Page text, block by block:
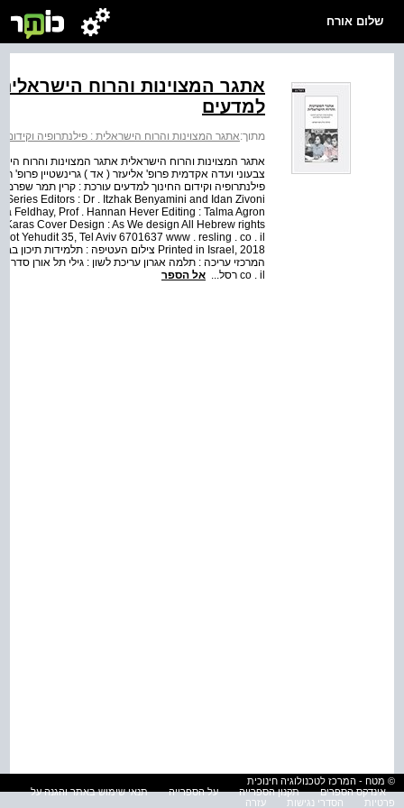
שלום אורח
אתגר המצוינות והרוח
למדעים
מתוך:אתגר המצוינות והרוח הישראלית : פילנתרופיה וקידום
אתגר המצוינות והרוח הישראלית אתגר המצוינות והרוח
צבעוני ועדה אקדמית פרופ' אליעזר ( אד ) גרינשטיין פרופ'
Editors : Dr . Itzhak Benyamini and Idan Zivoni
Feldhay, Prof . Hannan Hever Editing : Talma Agron
Cover Design : As We design All Hebrew rights
Yehudit 35, Tel Aviv 6701637 www . resling . co . il
co . il רסל... אל הספר
© מטח - המרכז לטכנולוגיה חינוכית
אינדקס הספרים
תקנון הספרייה על הספרייה
תנאי שימוש באתר והגנה על
פרטיות
הסדרי נגישות עזרה